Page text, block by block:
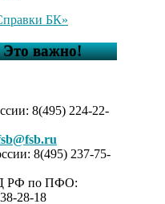
БК»
важно!
8(495) 224-22-
8(495) 237-75-
РФ по ПФО:
28-18